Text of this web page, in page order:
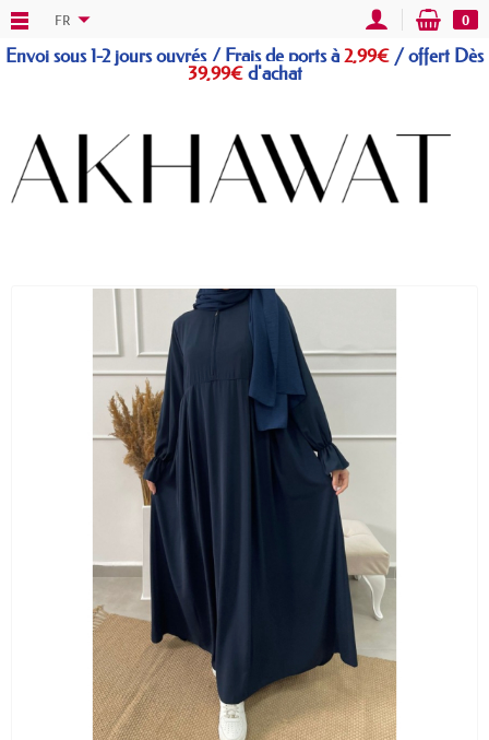
Envoi sous 1-2 jours ouvrés / Frais de ports à 2,99€ /offert Dès
39,99€d'achat
FR 0